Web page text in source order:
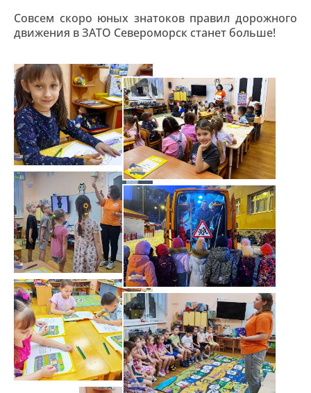
Совсем скоро юных знатоков правил дорожного
движения в ЗАТО Североморск станет больше!